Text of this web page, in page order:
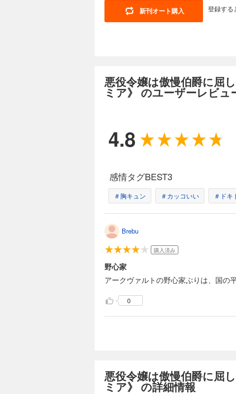
新刊オート購入 登録する
悪役令嬢は傲慢伯爵に屈
ミア》 のユーザーレビュ
4.8
感情タグBEST3
＃胸キュン ＃カッコいい ＃ドキ
Brebu
購入済み
野心家
アークヴァルトの野心家ぶりは、国の
0
悪役令嬢は傲慢伯爵に屈
ミア》 の詳細情報